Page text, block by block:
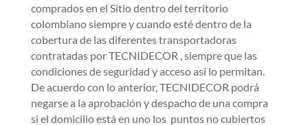
comprados en el Sitio dentro del territorio
colombiano siempre y cuando esté dentro de la
cobertura de las diferentes transportadoras
contratadas por TECNIDECOR , siempre que las
condiciones de seguridad y acceso así lo permitan.
De acuerdo con lo anterior, TECNIDECOR podrá
negarse a la aprobación y despacho de una compra
si el domicilio está en uno los puntos no cubiertos